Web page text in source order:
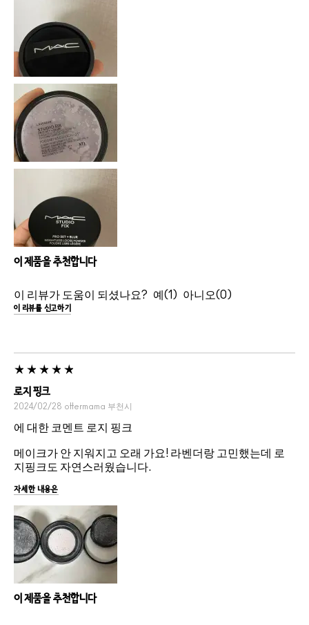
이 제품을 추천합니다
이 리뷰가 도움이 되셨나요? 1 0
이 리뷰를 신고하기
로지 핑크
2024/02/28 ottermama 부천시
에 대한 코멘트 로지 핑크
메이크가 안 지워지고 오래 가요! 라벤더랑 고민했는데 로
지핑크도 자연스러웠습니다.
자세한 내용은
이 제품을 추천합니다